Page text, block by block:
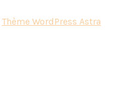
Thème WordPress Astra